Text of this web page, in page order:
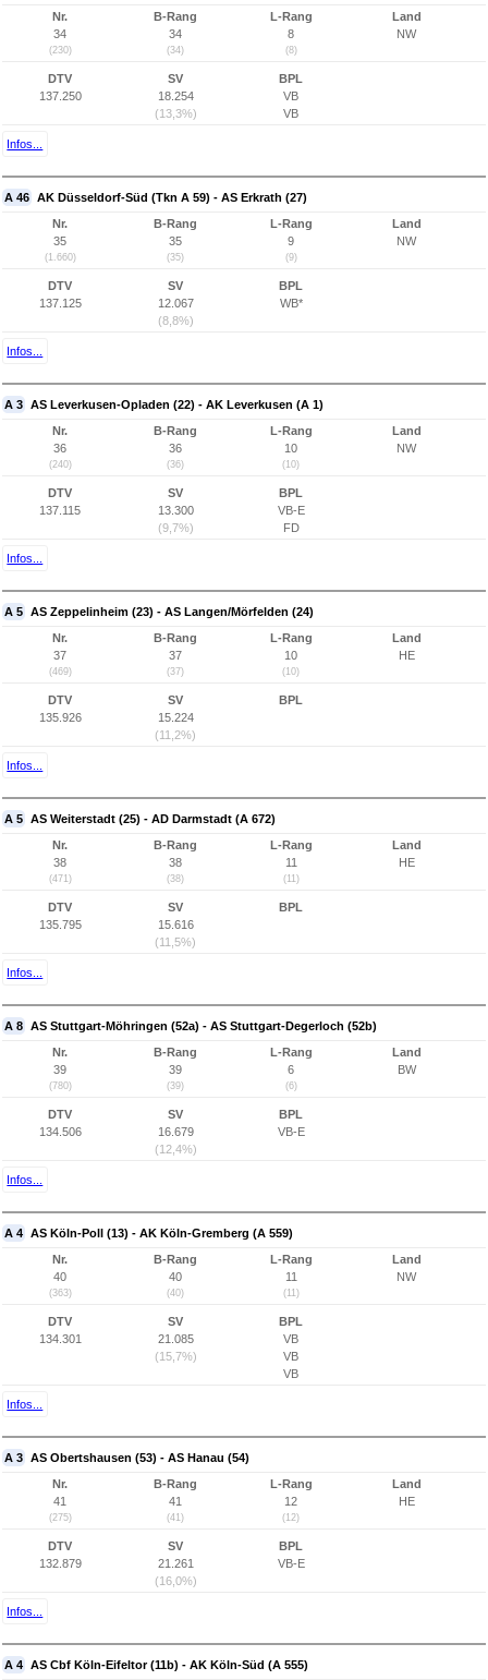
Nr.
34
(230)
B-Rang
34
(34)
L-Rang
8
(8)
Land
NW
DTV
137.250
SV
18.254
(13,3%)
BPL
VB
VB
Infos...
A 46 AK Düsseldorf-Süd (Tkn A 59) - AS Erkrath (27)
Nr.
35
(1.660)
B-Rang
35
(35)
L-Rang
9
(9)
Land
NW
DTV
137.125
SV
12.067
(8,8%)
BPL
WB*
Infos...
A 3 AS Leverkusen-Opladen (22) - AK Leverkusen (A 1)
Nr.
36
(240)
B-Rang
36
(36)
L-Rang
10
(10)
Land
NW
DTV
137.115
SV
13.300
(9,7%)
BPL
VB-E
FD
Infos...
A 5 AS Zeppelinheim (23) - AS Langen/Mörfelden (24)
Nr.
37
(469)
B-Rang
37
(37)
L-Rang
10
(10)
Land
HE
DTV
135.926
SV
15.224
(11,2%)
BPL
Infos...
A 5 AS Weiterstadt (25) - AD Darmstadt (A 672)
Nr.
38
(471)
B-Rang
38
(38)
L-Rang
11
(11)
Land
HE
DTV
135.795
SV
15.616
(11,5%)
BPL
Infos...
A 8 AS Stuttgart-Möhringen (52a) - AS Stuttgart-Degerloch (52b)
Nr.
39
(780)
B-Rang
39
(39)
L-Rang
6
(6)
Land
BW
DTV
134.506
SV
16.679
(12,4%)
BPL
VB-E
Infos...
A 4 AS Köln-Poll (13) - AK Köln-Gremberg (A 559)
Nr.
40
(363)
B-Rang
40
(40)
L-Rang
11
(11)
Land
NW
DTV
134.301
SV
21.085
(15,7%)
BPL
VB
VB
VB
Infos...
A 3 AS Obertshausen (53) - AS Hanau (54)
Nr.
41
(275)
B-Rang
41
(41)
L-Rang
12
(12)
Land
HE
DTV
132.879
SV
21.261
(16,0%)
BPL
VB-E
Infos...
A 4 AS Cbf Köln-Eifeltor (11b) - AK Köln-Süd (A 555)